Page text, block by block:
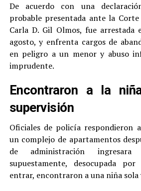
De acuerdo con una
probable presentada ante la
Carla D. Gil Olmos, fue arrestada
agosto, y enfrenta cargos de
en peligro a un menor y abuso
imprudente.
Encontraron a la
supervisión
Oficiales de policía respondieron
un complejo de apartamentos
de administración
supuestamente, desocupada
entrar, encontraron a una niña sola